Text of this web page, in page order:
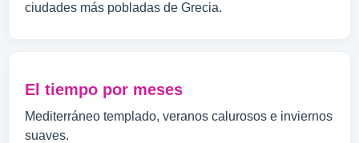
ciudades más pobladas de Grecia.
El tiempo por meses
Mediterráneo templado, veranos calurosos e inviernos
suaves.